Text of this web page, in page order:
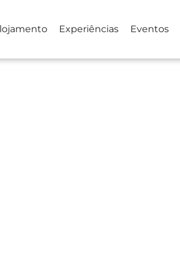
Experiências Eventos